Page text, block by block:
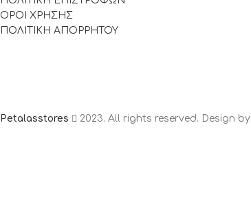
ΟΡΟΙ ΧΡΗΣΗΣ
ΠΟΛΙΤΙΚΗ ΑΠΟΡΡΗΤΟΥ
Petalasstores 2023. All rights reserved. Design by